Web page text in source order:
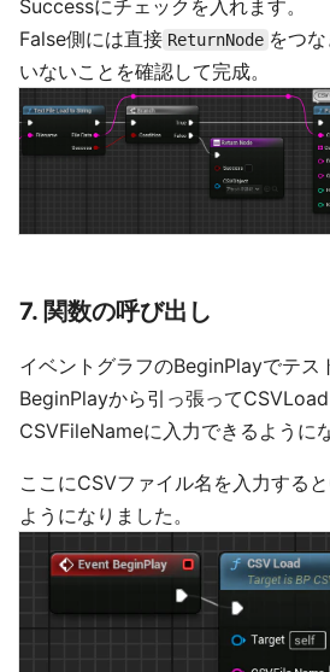
Successにチェックを入れます。
False側には直接 ReturnNode をつ
いないことを確認して完成。
7. 関数の呼び出し
イベントグラフのBeginPlayでテス
BeginPlayから引っ張ってCSVLoad
CSVFileNameに入力できるように
ここにCSVファイル名を入力する
ようになりました。